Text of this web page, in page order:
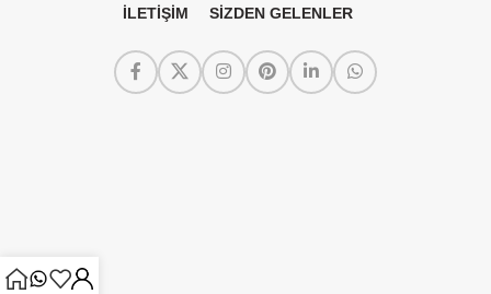
İLETİŞİM
SİZDEN GELENLER